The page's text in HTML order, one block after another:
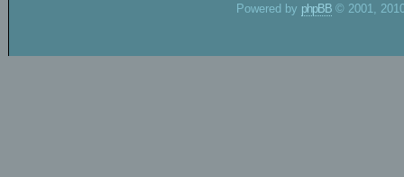
Powered by phpBB © 2001,